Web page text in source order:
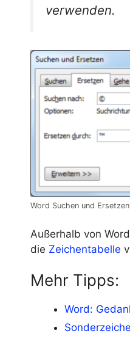
verwenden.
Word Suchen und
Außerhalb von
die Zeichentabelle
Mehr Tipps:
Word: